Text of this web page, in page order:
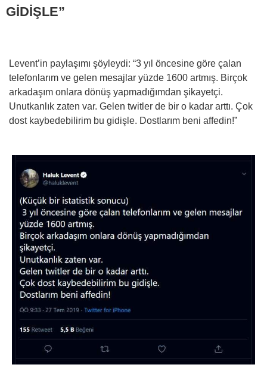
GİDİŞLE”
Levent’in paylaşımı şöyleydi: “3 yıl öncesine göre çalan
telefonlarım ve gelen mesajlar yüzde 1600 artmış. Birçok
arkadaşım onlara dönüş yapmadığımdan şikayetçi.
Unutkanlık zaten var. Gelen twitler de bir o kadar arttı. Çok
dost kaybedebilirim bu gidişle. Dostlarım beni affedin!”